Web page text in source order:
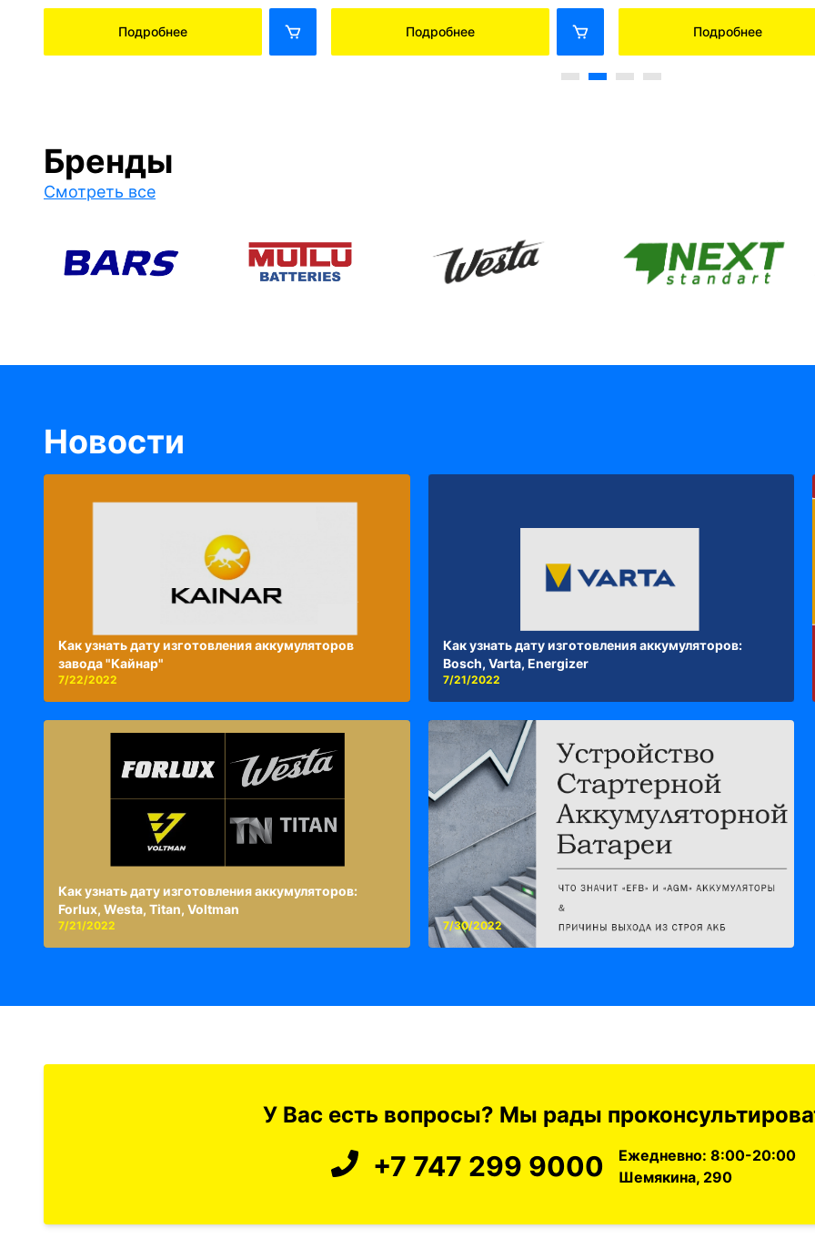
Подробнее Подробнее Подробнее
Бренды
Смотреть все
Новости
Как узнать дату изготовления аккумуляторов
завода "Кайнар"
7/22/2022
Как узнать дату изготовления аккумуляторов:
Bosch, Varta, Energizer
7/21/2022
Как узнать дату изготовления аккумуляторов:
Forlux, Westa, Titan, Voltman
7/21/2022 7/30/2022
У Вас есть вопросы? Мы рады
+7 747 299 9000
Ежедневно: 8:00-20:00
Шемякина, 290